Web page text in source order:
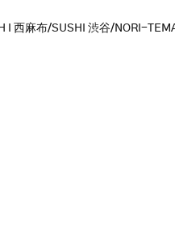
西麻布/SUSHI 渋谷/NORI-